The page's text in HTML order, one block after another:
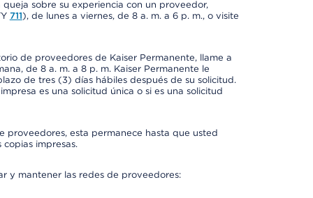
sobre su experiencia con un proveedor,
711), de lunes a viernes, de 8 a. m. a 6 p. m., o visite
de proveedores de Kaiser Permanente, llame a
de 8 a. m. a 8 p. m. Kaiser Permanente le
de tres (3) días hábiles después de su solicitud.
es una solicitud única o si es una solicitud
proveedores, esta permanece hasta que usted
impresas.
y mantener las redes de proveedores: